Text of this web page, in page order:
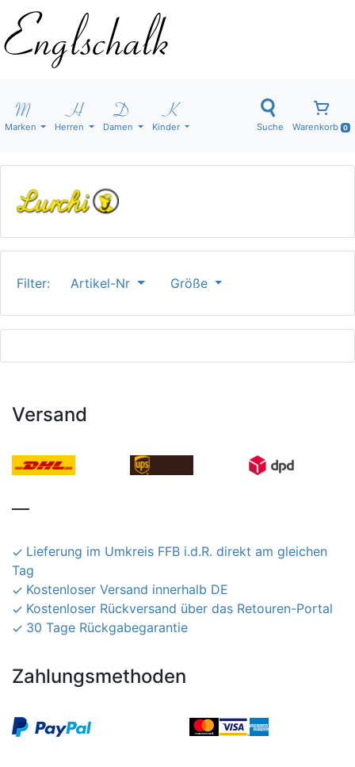
Marken Herren Damen Kinder Suche Warenkorb 0
Filter: Artikel-Nr Größe
Versand
Lieferung im Umkreis FFB i.d.R. direkt am gleichen
Tag
Kostenloser Versand innerhalb DE
Kostenloser Rückversand über das Retouren-Portal
30 Tage Rückgabegarantie
Zahlungsmethoden